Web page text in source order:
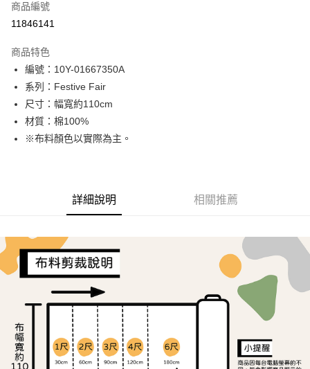
超商取貨付款
Apple Pay
街口支付
Google Pay
AFTEE先享後付
１．簡單：不需註冊會員、不需綁卡、不需儲值。
３．安心：先確認商品／服務後，再付款。
【「AFTEE先享後付」結帳流程】
１．於結帳方式選擇「AFTEE先享後付」後，將跳轉至「AFTEE先享後付」
結帳頁面，進行簡訊認證並確認金額後，即可完成結帳。
２．訂單成立數日內，您將收到繳費通知簡訊。
３．收到繳費通知簡訊後14天內，點擊此簡訊中的連結，可透過四大超商／
ATM／網路銀行／等多元方式進行付款，方視為交易完成。
※ 請注意：結帳手續完成當下不需立刻繳費，但若您需要取消訂單，請聯絡
購買商品的店家。未經商家同意取消之訂單仍視為有效，需透過AFTEE先享
後付繳納相關費用。
全家取貨付款
每筆NT$65，滿NT$1,500(含以上)免運費
每筆NT$65，滿NT$1,500(含以上)免運費
宅配
每筆NT$150，滿NT$1,500(含以上)免運費
商品編號
11846141
商品特色
編號：10Y-01667350A
系列：Festive Fair
尺寸：幅寬約110cm
材質：棉100%
※布料顏色以實際為主。
詳細說明 相關推薦